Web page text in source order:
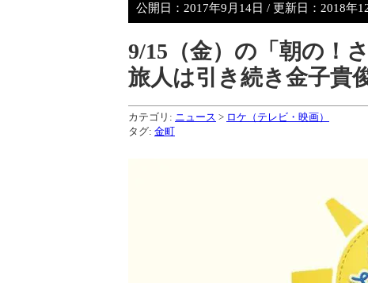
公開日： 2017年9月14日 / 更新日： 2018年
9/15（金）の「朝の！
旅人は引き続き金子貴
カテゴリ: ニュース > ロケ（テレビ・映画）
タグ: 金町